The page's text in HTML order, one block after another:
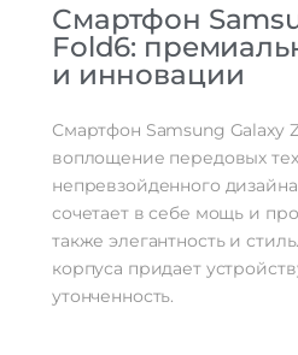
Аккумулятор
Емкость аккумулятора
Беспроводные технологии
Навигация
Навигация
Гарантия
Смартфон
Fold6:
и инновации
Смартфон Samsung Galaxy
воплощение передовых
непревзойденного
сочетает в себе мощь и
также элегантность и
корпуса придает
утонченность.